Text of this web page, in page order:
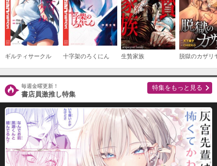
ギルティサークル 十字架のろくにん 生贄家族 脱獄のカザリ
毎週金曜更新！
書店員激推し特集
特集をもっと見る